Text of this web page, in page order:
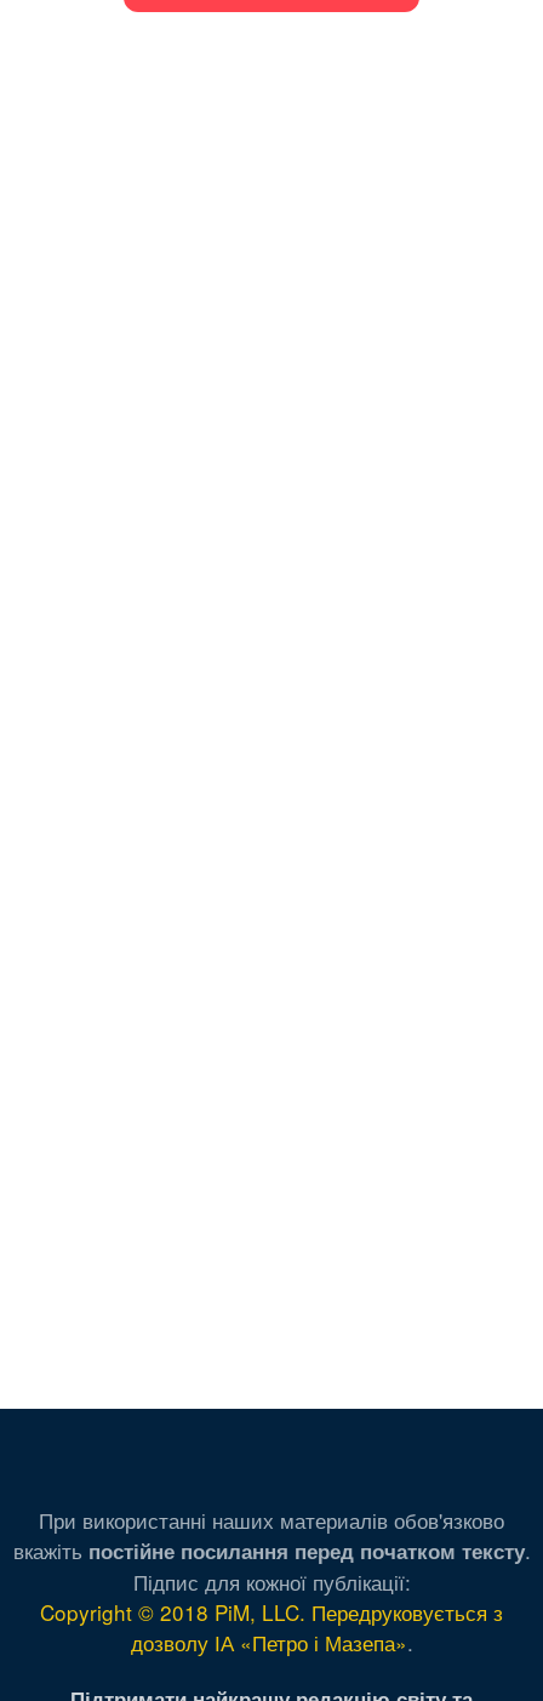
При використанні наших материалів обов'язково
вкажіть постійне посилання перед початком тексту.
Підпис для кожної публікації:
Copyright © 2018 PiM, LLC. Передруковується з
дозволу ІА «Петро і Мазепа».